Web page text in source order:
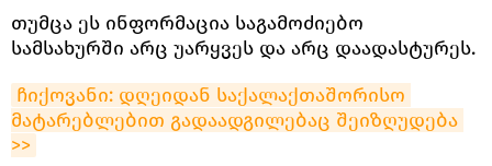
თუმცა ეს ინფორმაცია საგამოძიებო
სამსახურში არც უარყვეს და არც დაადასტურეს.
ჩიქოვანი: დღეიდან საქალაქთაშორისო
მატარებლებით გადაადგილებაც შეიზღუდება
>>